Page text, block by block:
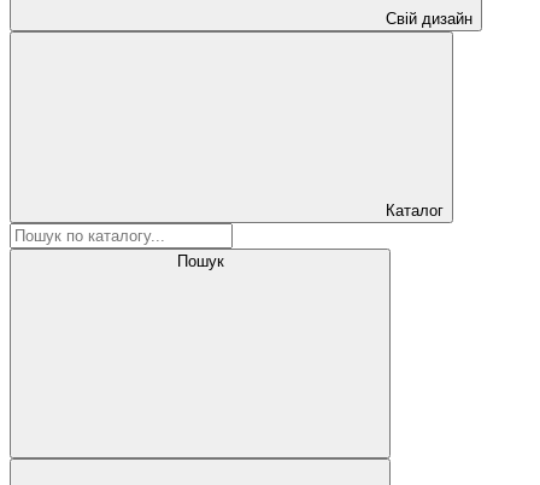
Свій дизайн
Каталог
Пошук